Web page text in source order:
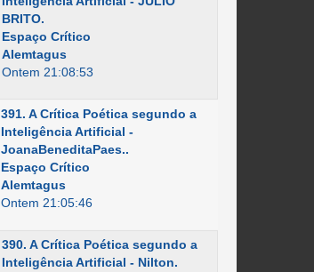
BRITO.
Espaço Crítico
Alemtagus
Ontem 21:08:53
391. A Crítica Poética segundo a
Inteligência Artificial -
JoanaBeneditaPaes..
Espaço Crítico
Alemtagus
Ontem 21:05:46
390. A Crítica Poética segundo a
Inteligência Artificial - Nilton.